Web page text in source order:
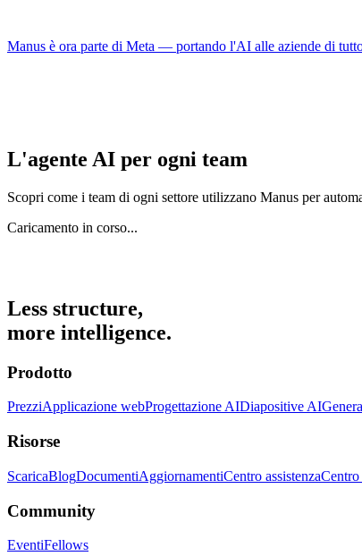
Manus è ora parte di Meta — portando l'AI alle aziende di
L'agente AI per ogni team
Scopri come i team di ogni settore utilizzano Manus per
Caricamento in corso...
Less structure,
more intelligence.
Prodotto
PrezziApplicazione webProgettazione AIDiapositive AI
Risorse
ScaricaBlogDocumentiAggiornamentiCentro assistenza
Community
EventiFellows